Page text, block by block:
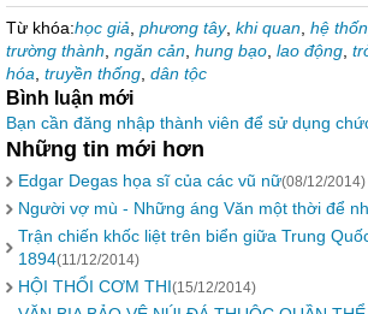
Từ khóa:học giả phương tây, khi quan hệ
trường thành ngăn cản hung bạo lao động
hóa truyền thống dân tộc
Bình luận mới
Bạn cần đăng nhập thành viên để sử dụng
Những tin mới hơn
Edgar Degas họa sĩ của các vũ nữ(08/12/2014)
Người vợ mù - Những áng Văn một thời để
Trận chiến khốc liệt trên biển giữa Trung
1894(11/12/2014)
HỘI THỔI CƠM THI(15/12/2014)